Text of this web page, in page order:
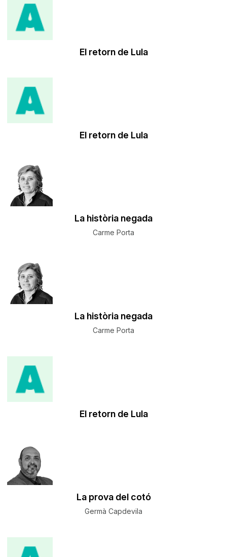
El retorn de Lula
El retorn de Lula
La història negada
Carme Porta
La història negada
Carme Porta
El retorn de Lula
La prova del cotó
Germà Capdevila